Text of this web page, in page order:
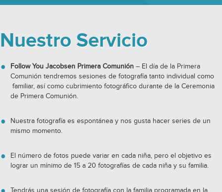
Nuestro Servicio
Follow You Jacobsen Primera Comunión – El día de la Primera
Comunión tendremos sesiones de fotografía tanto individual como
familiar, así como cubrimiento fotográfico durante de la Ceremonia
de Primera Comunión.
Nuestra fotografía es espontánea y nos gusta hacer series de un
mismo momento.
El número de fotos puede variar en cada niña, pero el objetivo es
lograr un mínimo de 15 a 20 fotografías de cada niña y su familia.
Tendrás una sesión de fotografía con la familia programada en la